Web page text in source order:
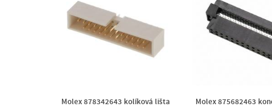
Molex 878342643 kolíková lišta
Molex 875682463